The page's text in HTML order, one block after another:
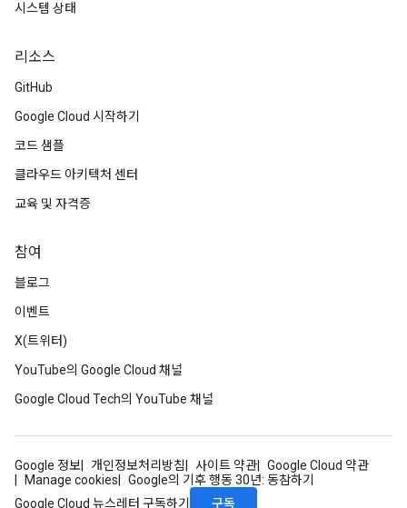
시스템 상태
리소스
GitHub
Google Cloud 시작하기
코드 샘플
클라우드 아키텍처 센터
교육 및 자격증
참여
블로그
이벤트
X(트위터)
YouTube의 Google Cloud 채널
Google Cloud Tech의 YouTube 채널
Google 정보 개인정보처리방침 사이트 약관
Google Cloud 약관
Manage cookies
Google의 기후 행동 30년: 동참하기
Google Cloud 뉴스레터 구독하기
구독